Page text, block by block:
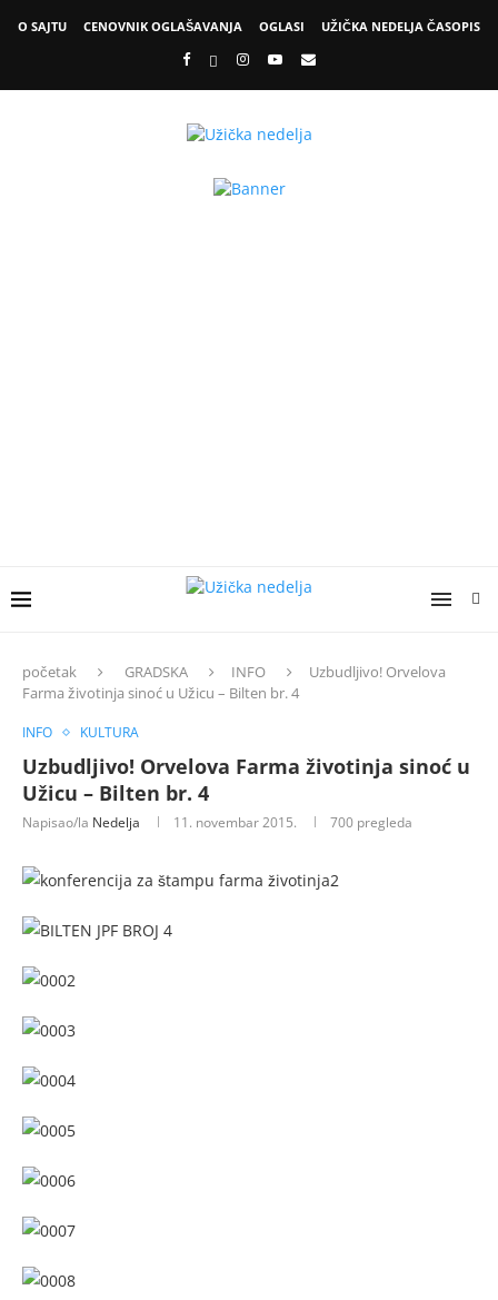
O SAJTU CENOVNIK OGLAŠAVANJA OGLASI UŽIČKA NEDELJA ČASOPIS
početak GRADSKA INFO
Uzbudljivo! Orvelova
Farma životinja sinoć u Užicu – Bilten br. 4
INFO KULTURA
Uzbudljivo! Orvelova Farma životinja sinoć u
Užicu – Bilten br. 4
Napisao/la Nedelja 11. novembar 2015. 700 pregleda